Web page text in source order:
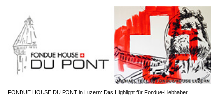
FONDUE HOUSE DU PONT in Luzern: Das Highlight für Fondue-Liebhaber